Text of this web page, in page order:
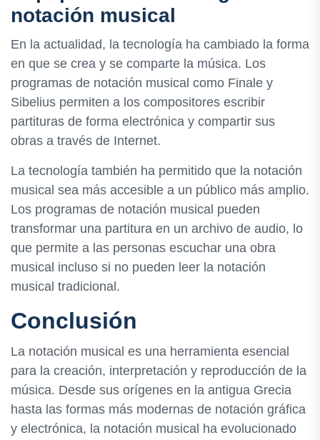
notación musical
En la actualidad, la tecnología ha cambiado la forma
en que se crea y se comparte la música. Los
programas de notación musical como Finale y
Sibelius permiten a los compositores escribir
partituras de forma electrónica y compartir sus
obras a través de Internet.
La tecnología también ha permitido que la notación
musical sea más accesible a un público más amplio.
Los programas de notación musical pueden
transformar una partitura en un archivo de audio, lo
que permite a las personas escuchar una obra
musical incluso si no pueden leer la notación
musical tradicional.
Conclusión
La notación musical es una herramienta esencial
para la creación, interpretación y reproducción de la
música. Desde sus orígenes en la antigua Grecia
hasta las formas más modernas de notación gráfica
y electrónica, la notación musical ha evolucionado